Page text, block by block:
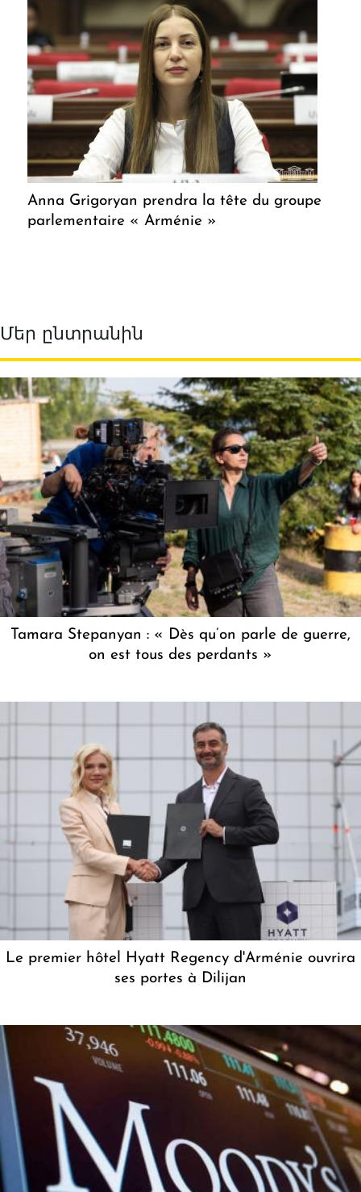
Anna Grigoryan prendra la tête du groupe
parlementaire « Arménie »
Մեր ընտրանին
Tamara Stepanyan : « Dès qu’on parle de guerre,
on est tous des perdants »
Le premier hôtel Hyatt Regency d'Arménie ouvrira
ses portes à Dilijan